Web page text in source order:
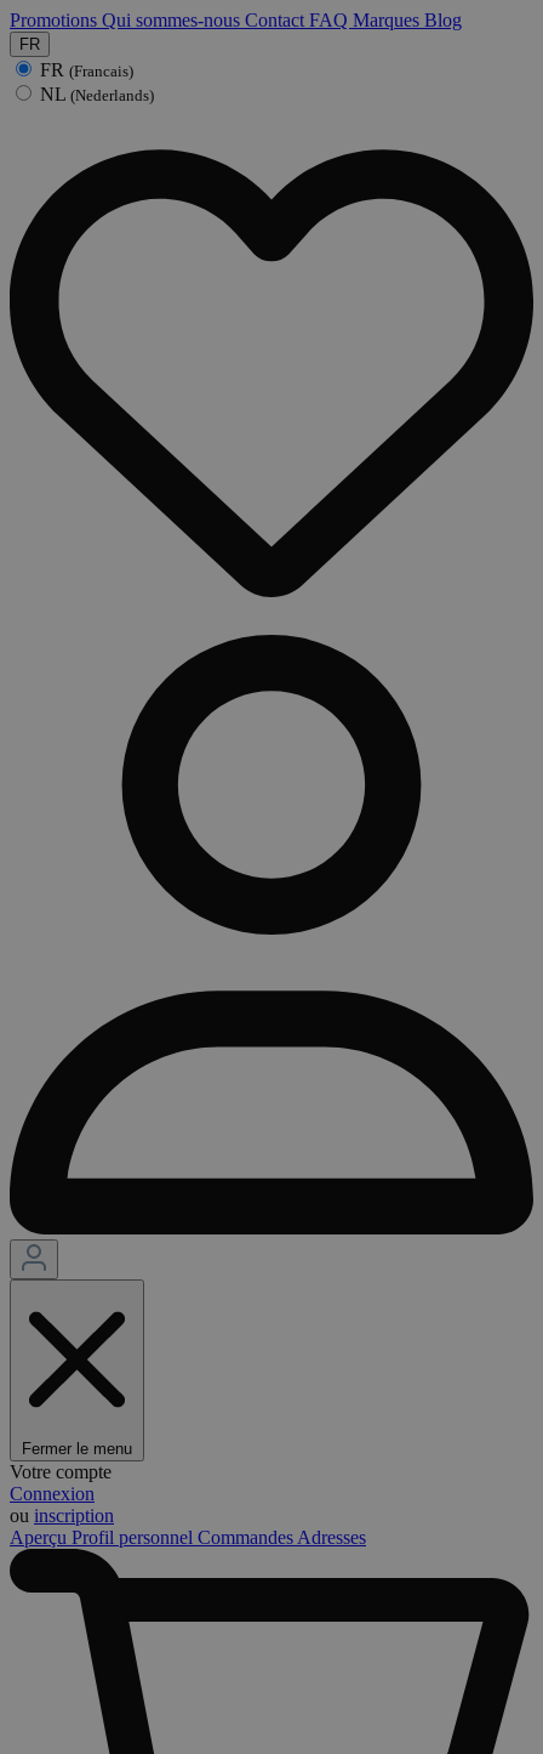
Promotions Qui sommes-nous Contact FAQ Marques Blog
FR
FR (Francais)
NL (Nederlands)
Fermer le menu
Votre compte
Connexion
ou inscription
Aperçu Profil personnel Commandes Adresses